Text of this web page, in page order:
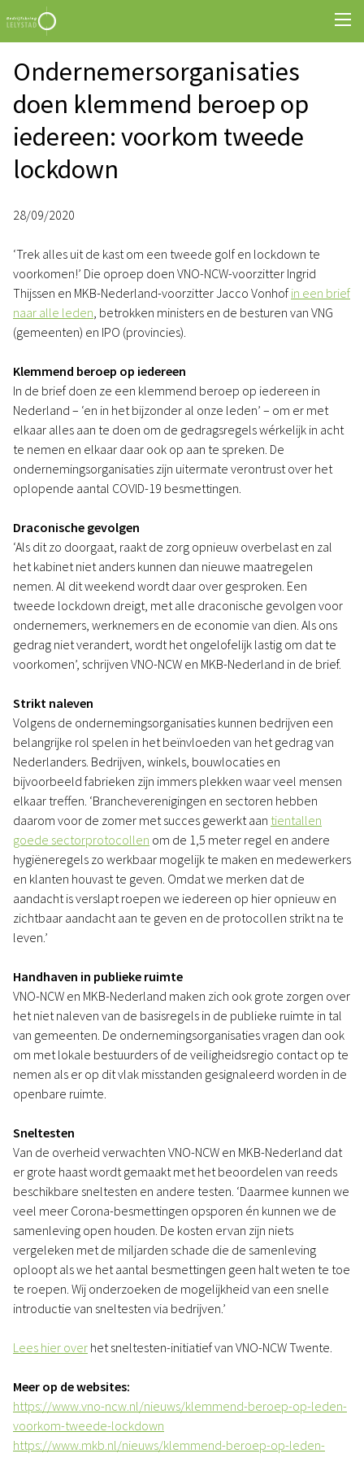
Ondernemersorganisaties
doen klemmend beroep op
iedereen: voorkom tweede
lockdown
28/09/2020
‘Trek alles uit de kast om een tweede golf en lockdown te
voorkomen!’ Die oproep doen VNO-NCW-voorzitter Ingrid
Thijssen en MKB-Nederland-voorzitter Jacco Vonhof in een brief
naar alle leden, betrokken ministers en de besturen van VNG
(gemeenten) en IPO (provincies).
Klemmend beroep op iedereen
In de brief doen ze een klemmend beroep op iedereen in
Nederland – ‘en in het bijzonder al onze leden’ – om er met
elkaar alles aan te doen om de gedragsregels wérkelijk in acht
te nemen en elkaar daar ook op aan te spreken. De
ondernemingsorganisaties zijn uitermate verontrust over het
oplopende aantal COVID-19 besmettingen.
Draconische gevolgen
‘Als dit zo doorgaat, raakt de zorg opnieuw overbelast en zal
het kabinet niet anders kunnen dan nieuwe maatregelen
nemen. Al dit weekend wordt daar over gesproken. Een
tweede lockdown dreigt, met alle draconische gevolgen voor
ondernemers, werknemers en de economie van dien. Als ons
gedrag niet verandert, wordt het ongelofelijk lastig om dat te
voorkomen’, schrijven VNO-NCW en MKB-Nederland in de brief.
Strikt naleven
Volgens de ondernemingsorganisaties kunnen bedrijven een
belangrijke rol spelen in het beïnvloeden van het gedrag van
Nederlanders. Bedrijven, winkels, bouwlocaties en
bijvoorbeeld fabrieken zijn immers plekken waar veel mensen
elkaar treffen. ‘Brancheverenigingen en sectoren hebben
daarom voor de zomer met succes gewerkt aan tientallen
goede sectorprotocollen om de 1,5 meter regel en andere
hygiëneregels zo werkbaar mogelijk te maken en medewerkers
en klanten houvast te geven. Omdat we merken dat de
aandacht is verslapt roepen we iedereen op hier opnieuw en
zichtbaar aandacht aan te geven en de protocollen strikt na te
leven.’
Handhaven in publieke ruimte
VNO-NCW en MKB-Nederland maken zich ook grote zorgen over
het niet naleven van de basisregels in de publieke ruimte in tal
van gemeenten. De ondernemingsorganisaties vragen dan ook
om met lokale bestuurders of de veiligheidsregio contact op te
nemen als er op dit vlak misstanden gesignaleerd worden in de
openbare ruimte.
Sneltesten
Van de overheid verwachten VNO-NCW en MKB-Nederland dat
er grote haast wordt gemaakt met het beoordelen van reeds
beschikbare sneltesten en andere testen. ‘Daarmee kunnen we
veel meer Corona-besmettingen opsporen én kunnen we de
samenleving open houden. De kosten ervan zijn niets
vergeleken met de miljarden schade die de samenleving
oploopt als we het aantal besmettingen geen halt weten te toe
te roepen. Wij onderzoeken de mogelijkheid van een snelle
introductie van sneltesten via bedrijven.’
Lees hier over het sneltesten-initiatief van VNO-NCW Twente.
Meer op de websites:
https://www.vno-ncw.nl/nieuws/klemmend-beroep-op-leden-
voorkom-tweede-lockdown
https://www.mkb.nl/nieuws/klemmend-beroep-op-leden-